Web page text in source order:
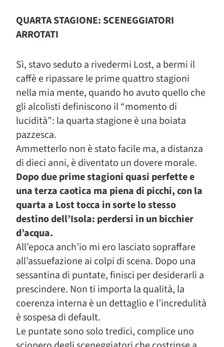
QUARTA STAGIONE: SCENEGGIATORI
ARROTATI
Sì, stavo seduto a rivedermi Lost, a bermi il
caffè e ripassare le prime quattro stagioni
nella mia mente, quando ho avuto quello che
gli alcolisti definiscono il “momento di
lucidità”: la quarta stagione è una boiata
pazzesca.
Ammetterlo non è stato facile ma, a distanza
di dieci anni, è diventato un dovere morale.
Dopo due prime stagioni quasi perfette e
una terza caotica ma piena di picchi, con la
quarta a Lost tocca in sorte lo stesso
destino dell’Isola: perdersi in un bicchier
d’acqua.
All’epoca anch’io mi ero lasciato sopraffare
all’assuefazione ai colpi di scena. Dopo una
sessantina di puntate, finisci per desiderarli a
prescindere. Non ti importa la qualità, la
coerenza interna è un dettaglio e l’incredulità
è sospesa di default.
Le puntate sono solo tredici, complice uno